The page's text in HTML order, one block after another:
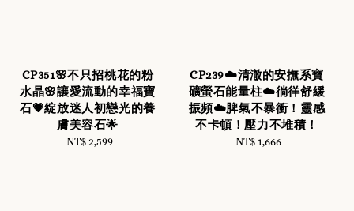
CP351🌸不只招桃花的粉
水晶🌸讓愛流動的幸福寶
石💗綻放迷人初戀光的養
膚美容石🌟
Regular
NT$ 2,599
CP239☁️清澈的安撫系寶
礦螢石能量柱☁️徜徉舒緩
振頻☁️脾氣不暴衝！靈感
不卡頓！壓力不堆積！
Regular
NT$ 1,666